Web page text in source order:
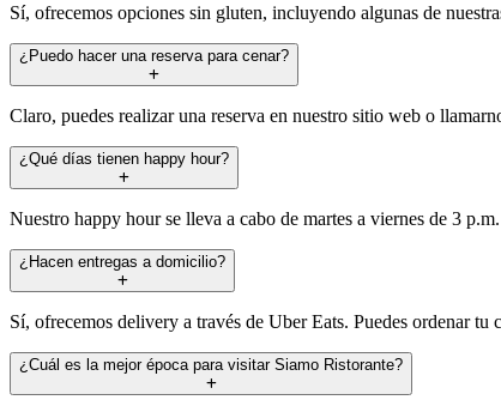
Sí, ofrecemos opciones sin gluten, incluyendo algunas de
¿Puedo hacer una reserva para cenar?
Claro, puedes realizar una reserva en nuestro sitio web o
¿Qué días tienen happy hour?
Nuestro happy hour se lleva a cabo de martes a viernes de 3
¿Hacen entregas a domicilio?
Sí, ofrecemos delivery a través de Uber Eats. Puedes ordenar
¿Cuál es la mejor época para visitar Siamo Ristorante?